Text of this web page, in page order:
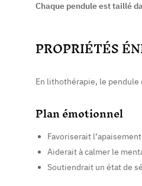
Chaque pendule est taillé
PROPRIÉTÉS
En lithothérapie, le
Plan émotionnel
Favoriserait
Aiderait à calmer le
Soutiendrait un état de